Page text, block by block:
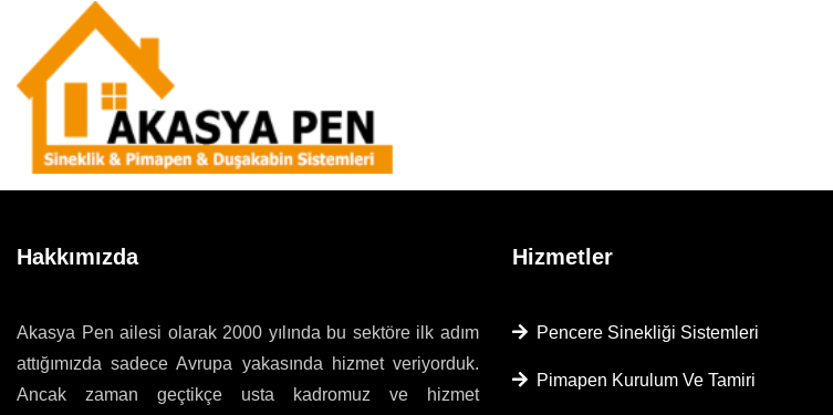
Hakkımızda
Akasya Pen ailesi olarak 2000 yılında bu sektöre ilk adım
attığımızda sadece Avrupa yakasında hizmet veriyorduk.
Ancak zaman geçtikçe usta kadromuz ve hizmet
Hizmetler
Pencere Sinekliği Sistemleri
Pimapen Kurulum Ve Tamiri